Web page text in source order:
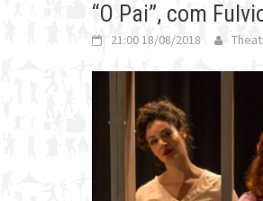
“O Pai”, com
21:00 18/08/2018